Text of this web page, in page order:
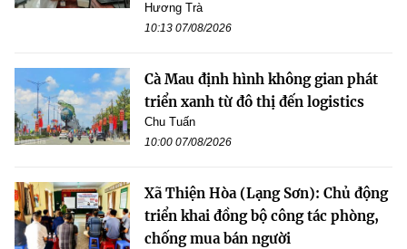
Hương Trà
10:13 07/08/2026
Cà Mau định hình không gian phát
triển xanh từ đô thị đến logistics
Chu Tuấn
10:00 07/08/2026
Xã Thiện Hòa (Lạng Sơn): Chủ động
triển khai đồng bộ công tác phòng,
chống mua bán người